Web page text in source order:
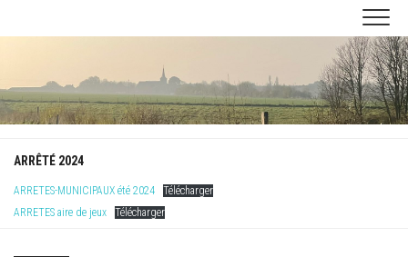
ARRÊTÉ 2024
ARRETES-MUNICIPAUX été 2024
Télécharger
ARRETES aire de jeux
Télécharger